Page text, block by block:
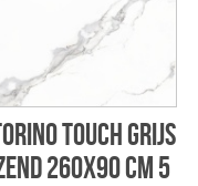
touch grijs
260x90 cm 5